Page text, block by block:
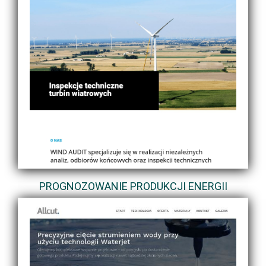
PROGNOZOWANIE PRODUKCJI ENERGII